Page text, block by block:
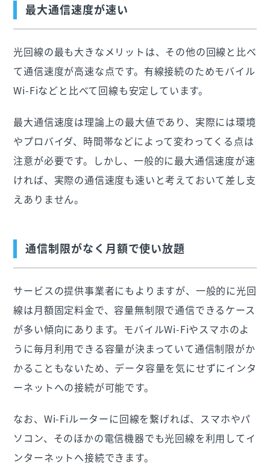
最大通信速度が速い
光回線の最も大きなメリットは、その他の回線と比べ
て通信速度が高速な点です。有線接続のためモバイル
Wi-Fiなどと比べて回線も安定しています。
最大通信速度は理論上の最大値であり、実際には環境
やプロバイダ、時間帯などによって変わってくる点は
注意が必要です。しかし、一般的に最大通信速度が速
ければ、実際の通信速度も速いと考えておいて差し支
えありません。
通信制限がなく月額で使い放題
サービスの提供事業者にもよりますが、一般的に光回
線は月額固定料金で、容量無制限で通信できるケース
が多い傾向にあります。モバイルWi-Fiやスマホのよ
うに毎月利用できる容量が決まっていて通信制限がか
かることもないため、データ容量を気にせずにインタ
ーネットへの接続が可能です。
なお、Wi-Fiルーターに回線を繋げれば、スマホやパ
ソコン、そのほかの電信機器でも光回線を利用してイ
ンターネットへ接続できます。